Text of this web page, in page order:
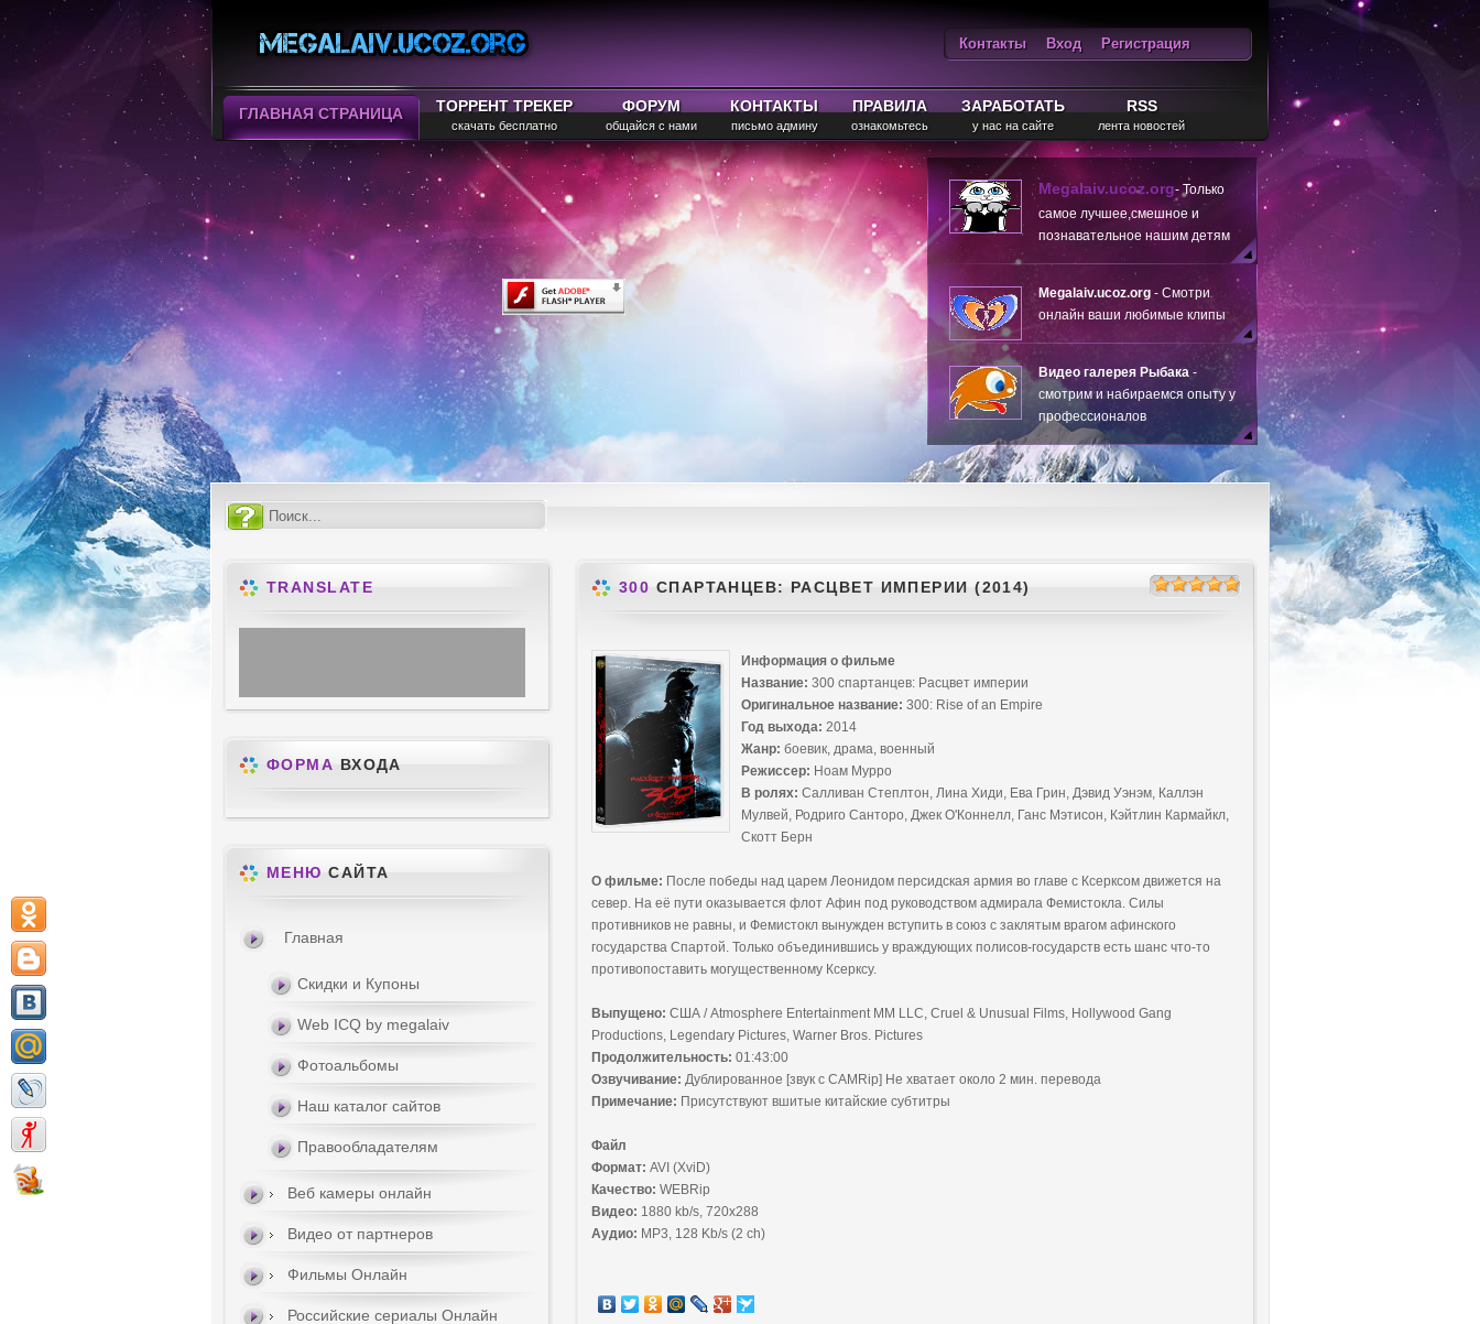
Контакты Вход
Регистрация
ГЛАВНАЯ СТРАНИЦА ТОРРЕНТ ТРЕКЕР
скачать бесплатно
ФОРУМ
общайся с нами
КОНТАКТЫ
письмо админу
ПРАВИЛА
ознакомьтесь
ЗАРАБОТАТЬ
у нас на сайте
RSS
лента новостей
Megalaiv.ucoz.org- Только
самое лучшее,смешное и
познавательное нашим детям
Megalaiv.ucoz.org - Смотри
онлайн ваши любимые клипы
Видео галерея Рыбака -
смотрим и набираемся опыту у
профессионалов
300 СПАРТАНЦЕВ: РАСЦВЕТ ИМПЕРИИ (2014)
Информация о фильме
Название: 300 спартанцев: Расцвет империи
Оригинальное название: 300: Rise of an Empire
Год выхода: 2014
Жанр: боевик, драма, военный
Режиссер: Ноам Мурро
В ролях: Салливан Степлтон, Лина Хиди, Ева Грин, Дэвид Уэнэм, Каллэн
Мулвей, Родриго Санторо, Джек О'Коннелл, Ганс Мэтисон, Кэйтлин Кармайкл,
Скотт Берн
О фильме: После победы над царем Леонидом персидская армия во главе с Ксерксом движется на
север. На её пути оказывается флот Афин под руководством адмирала Фемистокла. Силы
противников не равны, и Фемистокл вынужден вступить в союз с заклятым врагом афинского
государства Спартой. Только объединившись у враждующих полисов-государств есть шанс что-то
противопоставить могущественному Ксерксу.
Выпущено: США / Atmosphere Entertainment MM LLC, Cruel & Unusual Films, Hollywood Gang
Productions, Legendary Pictures, Warner Bros. Pictures
Продолжительность: 01:43:00
Озвучивание: Дублированное [звук с CAMRip] Не хватает около 2 мин. перевода
Примечание: Присутствуют вшитые китайские субтитры
Файл
Формат: AVI (XviD)
Качество: WEBRip
Видео: 1880 kb/s, 720x288
Аудио: MP3, 128 Kb/s (2 ch)
TRANSLATE
ФОРМА ВХОДА
МЕНЮ САЙТА
Главная
Скидки и Купоны
Web ICQ by megalaiv
Фотоальбомы
Наш каталог сайтов
Правообладателям
Веб камеры онлайн
Видео от партнеров
Фильмы Онлайн
Российские сериалы Онлайн